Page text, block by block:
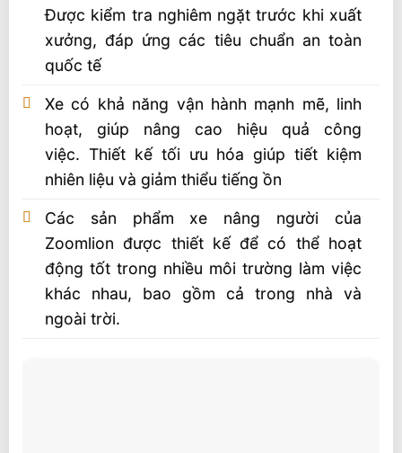
Được kiểm tra nghiêm ngặt trước khi xuất
xưởng, đáp ứng các tiêu chuẩn an toàn
quốc tế
Xe có khả năng vận hành mạnh mẽ, linh
hoạt, giúp nâng cao hiệu quả công
việc. Thiết kế tối ưu hóa giúp tiết kiệm
nhiên liệu và giảm thiểu tiếng ồn
Các sản phẩm xe nâng người của
Zoomlion được thiết kế để có thể hoạt
động tốt trong nhiều môi trường làm việc
khác nhau, bao gồm cả trong nhà và
ngoài trời.